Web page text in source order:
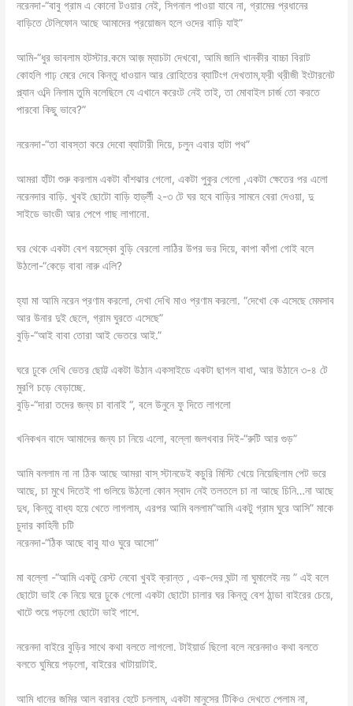
নরেনদা-“বাবু গ্রাম এ কোনো টওয়ার নেই, সিগনাল পাওয়া যাবে না, গ্রামের প্রধানের
বাড়িতে টেলিফোন আছে আমাদের প্রয়োজন হলে ওদের বাড়ি যাই”
আমি-“ধুর ভাবলাম হটস্টার.কমে আজ় ম্যাচটা দেখবো, আমি জানি খানকীর বাচ্চা বিরাট
কোহলি গাঢ় মেরে দেবে কিন্তু ধাওয়ান আর রোহিতের ব্যাটিংগ দেখতাম,ফ্রী থ্রীজী ইংটারনেট
প্ল্যান ওব্দি নিলাম তুমি বলেছিলে যে এখানে করেংট নেই তাই, তা মোবাইল চার্জ তো করতে
পারবো কিছু ভাবে?”
নরেনদা-“তা বাবস্তা করে দেবো ব্যাটারী দিয়ে, চলুন এবার হাটা পথ”
আমরা হাঁটা শুরু করলাম একটা বাঁশঝার গেলো, একটা পুকুর গেলো ,একটা ক্ষেতের পর এলো
নরেনদার বাড়ি. খুবই ছোটো বাড়ি হার্ড্লী ২-৩ টে ঘর হবে বাড়ির সামনে বেরা দেওয়া, দু
সাইডে ভাংডী আর পেপে গাছ লাগানো.
ঘর থেকে একটা বেশ বয়স্কো বুড়ি বেরলো লাঠির উপর ভর দিয়ে, কাপা কাঁপা গোই বলে
উঠলো-“কেড়ে বাবা নারু এলি?
হ্যা মা আমি নরেন প্রণাম করলো, দেখা দেখি মাও প্রণাম করলো. “দেখো কে এসেছে মেমসাব
আর উনার দুই ছেলে, গ্রাম ঘুরতে এসেছে”
বুড়ি-“আই বাবা তোরা আই ভেতরে আই.”
ঘরে ঢুকে দেখি ভেতর ছোট্ট একটা উঠান একসাইডে একটা ছাগল বাধা, আর উঠানে ৩-৪ টে
মুরগি চড়ে বেড়াচ্ছে.
বুড়ি-“দারা তদের জন্য চা বানাই “, বলে উনুনে ফু দিতে লাগলো
খনিকখন বাদে আমাদের জন্য চা নিয়ে এলো, বল্লো জলখবার দিই-“রুটি আর গুড়”
আমি বললাম না না ঠিক আছে আমরা বাস্ স্টানডেই কচুরি মিস্টি খেয়ে নিয়েছিলাম পেট ভরে
আছে, চা মুখে দিতেই গা গুলিয়ে উঠলো কোন স্বাদ নেই তলতলে চা না আছে চিনি…না আছে
দুধ, কিন্তু বাধ্য হয়ে খেতে লাগলাম, এরপর আমি বললাম”আমি একটু গ্রাম ঘুরে আসি” মাকে
চুদার কাহিনী চটি
নরেনদা-“ঠিক আছে বাবু যাও ঘুরে আসো”
মা বল্লো -“আমি একটু রেস্ট নেবো খুবই ক্রান্ত , এক-দের ঘন্টা না ঘুমালেই নয় ” এই বলে
ছোটো ভাই কে নিয়ে ঘরে ঢুকে গেলো একটা ছোটো চালার ঘর কিন্তু বেশ ঠান্ডা বাইরের চেয়ে,
খাটে শুয়ে পড়লো ছোটো ভাই পাশে.
নরেনদা বাইরে বুড়ির সাথে কথা বলতে লাগলো. টাইয়ার্ড ছিলো বলে নরেনদাও কথা বলতে
বলতে ঘুমিয়ে পড়লো, বাইরের খাটায়াটাই.
আমি ধানের জমির আল বরাবর হেটে চললাম, একটা মানুসের টিকিও দেখতে পেলাম না,